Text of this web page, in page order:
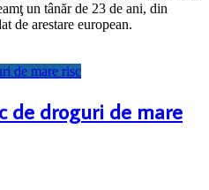
un tânăr de 23 de ani, din
de arestare european.
de droguri de mare